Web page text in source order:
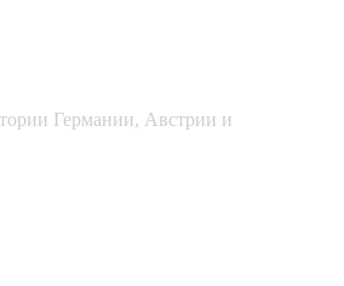
Германии, Австрии и